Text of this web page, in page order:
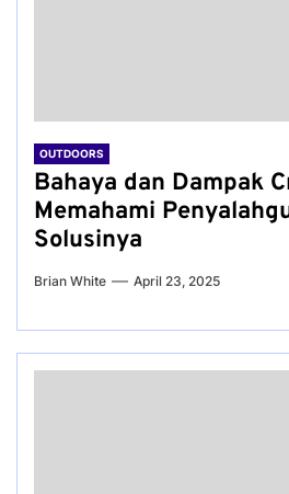
OUTDOORS
Bahaya dan Dampak
Memahami
Solusinya
Brian White April 23, 2025